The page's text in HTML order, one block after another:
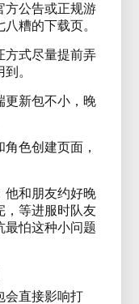
方公告或正规游
糟的下载页。
方式尽量提前弄
。
更新包不小，晚
角色创建页面，
他和朋友约好晚
，等进服时队友
最怕这种小问题
会直接影响打